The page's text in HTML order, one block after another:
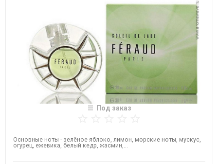
Под заказ
Основные ноты - зелёное яблоко, лимон, морские ноты, мускус,
огурец, ежевика, белый кедр, жасмин,...